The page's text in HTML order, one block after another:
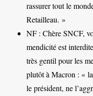
rassurer tout le
Retailleau. »
NF : Chère SNCF,
mendicité est
très gentil pour les
plutôt à Macron : «
le président, ne